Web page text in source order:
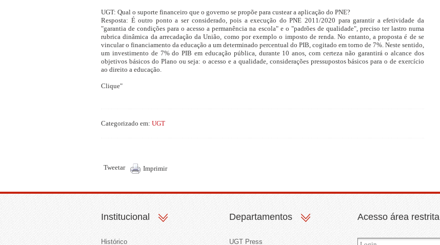
UGT: Qual o suporte financeiro que o governo se propõe para custear a aplicação do PNE?
Resposta: É outro ponto a ser considerado, pois a execução do PNE 2011/2020 para garantir a efetividade da
"garantia de condições para o acesso a permanência na escola" e o "padrões de qualidade", preciso ter lastro numa
rubrica dinâmica da arrecadação da União, como por exemplo o imposto de renda. No entanto, a proposta é de se
vincular o financiamento da educação a um determinado percentual do PIB, cogitado em torno de 7%. Neste sentido,
um investimento de 7% do PIB em educação pública, durante 10 anos, com certeza não garantirá o alcance dos
objetivos básicos do Plano ou seja: o acesso e a qualidade, considerações pressupostos básicos para o de exercício
ao direito a educação.
Clique"
Categorizado em: UGT
Tweetar Imprimir
Institucional
Histórico
Departamentos
UGT Press
Acesso área restrita